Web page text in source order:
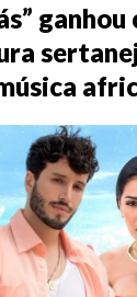
ganhou